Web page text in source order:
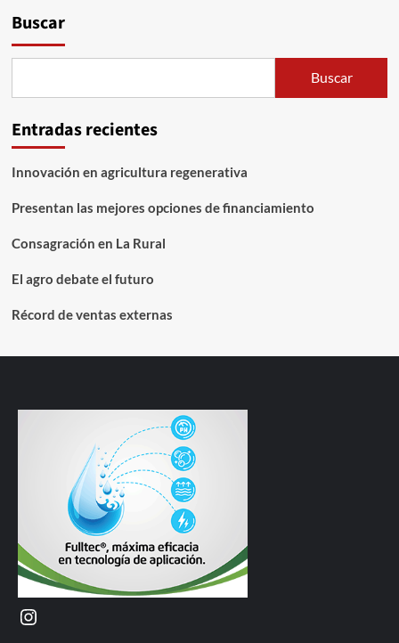
Buscar
Buscar
Entradas recientes
Innovación en agricultura regenerativa
Presentan las mejores opciones de financiamiento
Consagración en La Rural
El agro debate el futuro
Récord de ventas externas
Instagram